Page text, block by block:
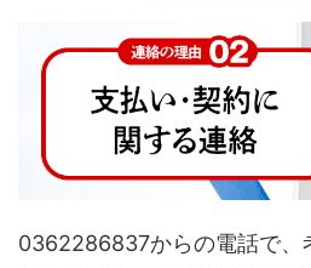
0362286837からの電話で、